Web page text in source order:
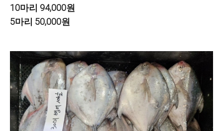
10마리 94,000원
5마리 50,000원